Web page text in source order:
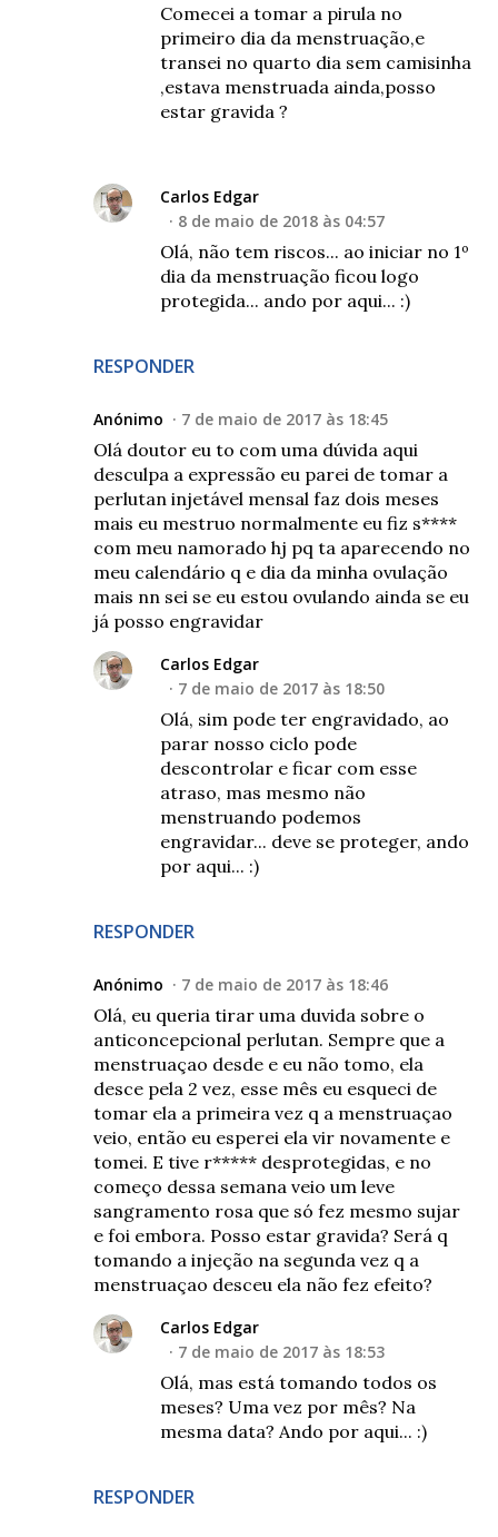
RESPONDER
Comecei a tomar a pirula no
primeiro dia da menstruação,e
transei no quarto dia sem camisinha
,estava menstruada ainda,posso
estar gravida ?
Carlos Edgar
8 de maio de 2018 às 04:57
Olá, não tem riscos... ao iniciar no 1º
dia da menstruação ficou logo
protegida... ando por aqui... :)
Anónimo 7 de maio de 2017 às 18:45
Olá doutor eu to com uma dúvida aqui
desculpa a expressão eu parei de tomar a
perlutan injetável mensal faz dois meses
mais eu mestruo normalmente eu fiz s****
com meu namorado hj pq ta aparecendo no
meu calendário q e dia da minha ovulação
mais nn sei se eu estou ovulando ainda se eu
já posso engravidar
RESPONDER
Carlos Edgar
7 de maio de 2017 às 18:50
Olá, sim pode ter engravidado, ao
parar nosso ciclo pode
descontrolar e ficar com esse
atraso, mas mesmo não
menstruando podemos
engravidar... deve se proteger, ando
por aqui... :)
Anónimo 7 de maio de 2017 às 18:46
Olá, eu queria tirar uma duvida sobre o
anticoncepcional perlutan. Sempre que a
menstruaçao desde e eu não tomo, ela
desce pela 2 vez, esse mês eu esqueci de
tomar ela a primeira vez q a menstruaçao
veio, então eu esperei ela vir novamente e
tomei. E tive r***** desprotegidas, e no
começo dessa semana veio um leve
sangramento rosa que só fez mesmo sujar
e foi embora. Posso estar gravida? Será q
tomando a injeção na segunda vez q a
menstruaçao desceu ela não fez efeito?
RESPONDER
Carlos Edgar
7 de maio de 2017 às 18:53
Olá, mas está tomando todos os
meses? Uma vez por mês? Na
mesma data? Ando por aqui... :)